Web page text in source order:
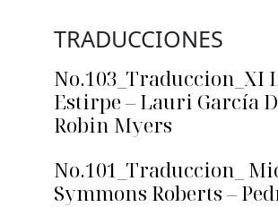
TRADUCCIONES
No.103_Traduccion_XI
Estirpe – Lauri García
Robin Myers
No.101_Traduccion_
Symmons Roberts –